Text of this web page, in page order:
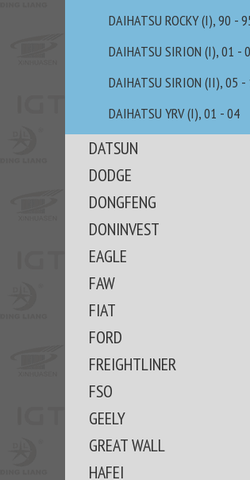
DAIHATSU ROCKY (I), 90 -
DAIHATSU SIRION (I), 01 -
DAIHATSU SIRION (II), 05 -
DAIHATSU YRV (I), 01 - 04
DATSUN
DODGE
DONGFENG
DONINVEST
EAGLE
FAW
FIAT
FORD
FREIGHTLINER
FSO
GEELY
GREAT WALL
HAFEI